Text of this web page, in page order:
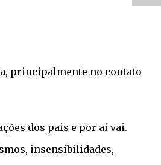
principalmente no contato
dos pais e por aí vai.
insensibilidades,